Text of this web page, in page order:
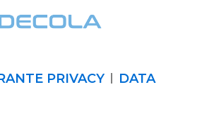
PRIVACY
DATA